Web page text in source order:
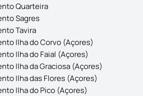
Quarteira
Sagres
Tavira
Ilha do Corvo (Açores)
Ilha do Faial (Açores)
Ilha da Graciosa (Açores)
Ilha das Flores (Açores)
Ilha do Pico (Açores)